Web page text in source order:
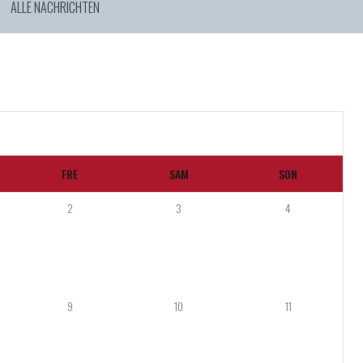
ALLE NACHRICHTEN
FRE SAM
SON
2 3 4
9 10 11